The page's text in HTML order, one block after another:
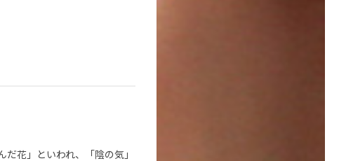
花」といわれ、「陰の気」